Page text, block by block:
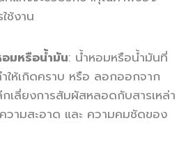
ช้งาน
มหรือน้ำมัน: น้ำหอมหรือน้ำมันที่
ห้เกิดคราบ หรือ ลอกออกจาก
เลี่ยงการสัมผัสหลอดกับสารเหล่า
วามสะอาด และ ความคมชัดของ